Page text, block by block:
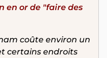
en or de "faire des
coûte environ un
certains endroits